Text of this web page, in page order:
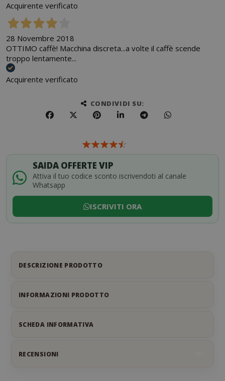
Acquirente verificato
28 Novembre 2018
OTTIMO caffè! Macchina discreta...a volte il caffè scende
troppo lentamente...
Acquirente verificato
CONDIVIDI SU:
SAIDA OFFERTE VIP
Attiva il tuo codice sconto iscrivendoti al canale
Whatsapp
ISCRIVITI ORA
DESCRIZIONE PRODOTTO
INFORMAZIONI PRODOTTO
SCHEDA INFORMATIVA
RECENSIONI